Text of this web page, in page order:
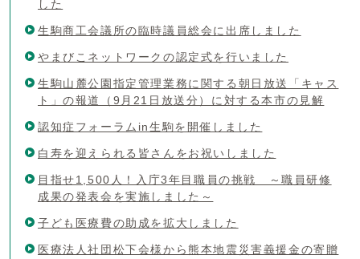
した
生駒商工会議所の臨時議員総会に出席しました
やまびこネットワークの認定式を行いました
生駒山麓公園指定管理業務に関する朝日放送「キャス
ト」の報道（9月21日放送分）に対する本市の見解
認知症フォーラムin生駒を開催しました
白寿を迎えられる皆さんをお祝いしました
目指せ1,500人！入庁3年目職員の挑戦 ～職員研修
成果の発表会を実施しました～
子ども医療費の助成を拡大しました
医療法人社団松下会様から熊本地震災害義援金の寄贈